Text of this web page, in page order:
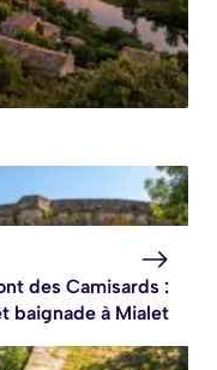
des Camisards :
baignade à Mialet